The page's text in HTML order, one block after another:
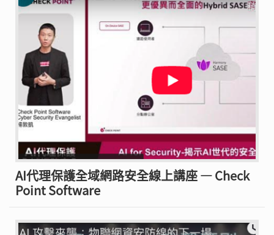
AI代理保護全域網路安全線上講座 — Check
Point Software